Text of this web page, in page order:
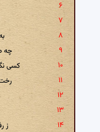
چه
کسی
ز